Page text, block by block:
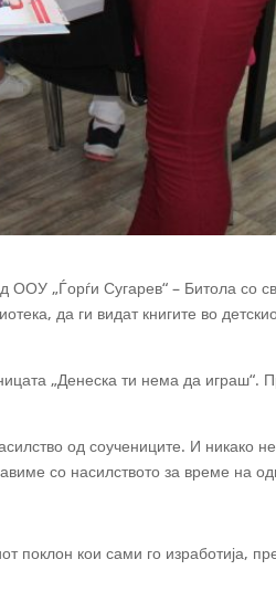
„Ѓорѓи Сугарев“ – Битола со
да ги видат книгите во
„Денеска ти нема да играш“.
од соучениците. И никако
со насилството за време на
поклон кои сами го изработија,